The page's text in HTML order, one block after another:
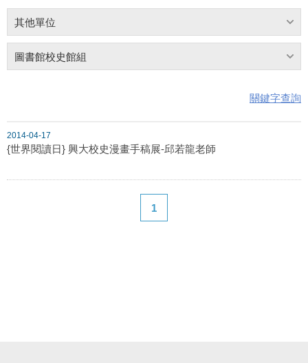
其他單位
圖書館校史館組
關鍵字查詢
2014-04-17
{世界閱讀日} 興大校史漫畫手稿展-邱若龍老師
1